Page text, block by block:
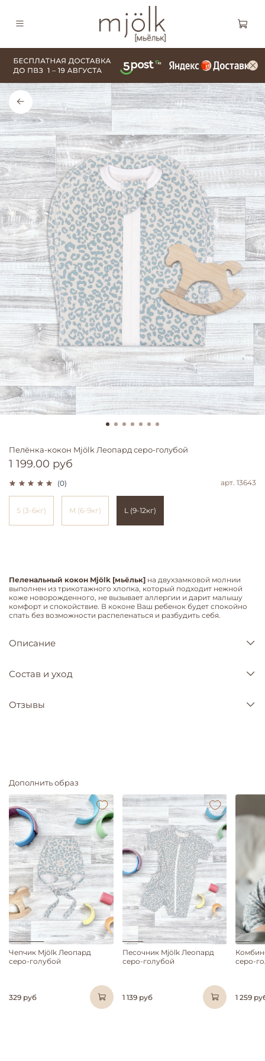
(0) арт. 13643
Пелёнка-кокон Mjölk Леопард серо-голубой
1 199.00 руб
S (3-6кг) M (6-9кг) L (9-12кг)
Пеленальный кокон Mjölk [мьёльк] на двухзамковой молнии
выполнен из трикотажного хлопка, который подходит нежной
коже новорожденного, не вызывает аллергии и дарит малышу
комфорт и спокойствие. В коконе Ваш ребенок будет спокойно
спать без возможности распеленаться и разбудить себя.
Описание
Состав и уход
Отзывы
Дополнить образ
Чепчик Mjölk Леопард
серо-голубой
329 руб
Песочник Mjölk Леопард
серо-голубой
1 139 руб
серо-
1 259